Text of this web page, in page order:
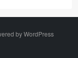
byWordPress